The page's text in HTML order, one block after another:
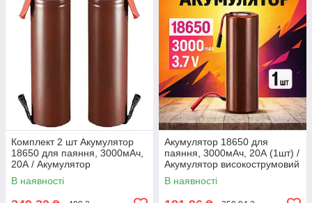
Комплект 2 шт Акумулятор
18650 для паяння, 3000мАч,
20А / Акумулятор
високострумовий /
Акумуляторна батарея
В наявності
Акумулятор 18650 для
паяння, 3000мАч, 20А (1шт) /
Акумулятор високострумовий
/ Акумуляторна батарея
В наявності